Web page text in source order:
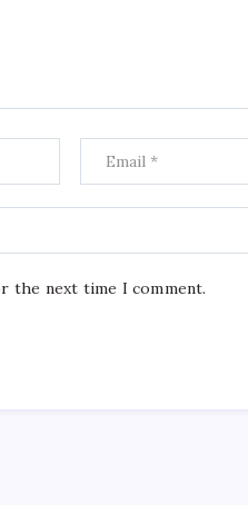
the next time I comment.